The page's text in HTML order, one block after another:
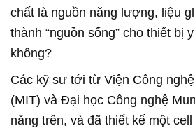
chất là nguồn năng lượng, liệu
thành “nguồn sống” cho thiết bị
không?
Các kỹ sư tới từ Viện Công
(MIT) và Đại học Công nghệ
năng trên, và đã thiết kế một